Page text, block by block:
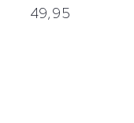
49,95